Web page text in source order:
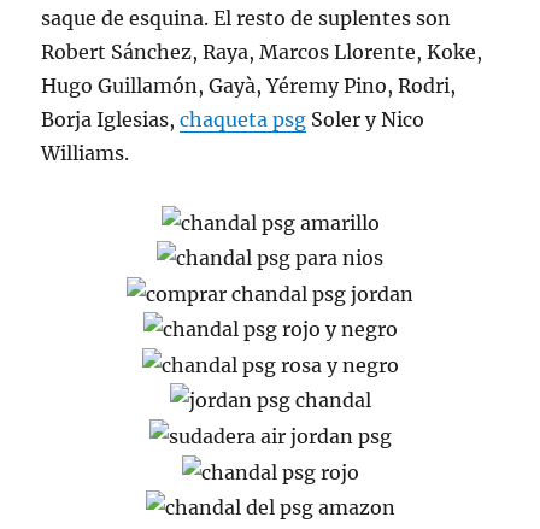
saque de esquina. El resto de suplentes son
Robert Sánchez, Raya, Marcos Llorente, Koke,
Hugo Guillamón, Gayà, Yéremy Pino, Rodri,
Borja Iglesias,chaqueta psg Soler y Nico
Williams.